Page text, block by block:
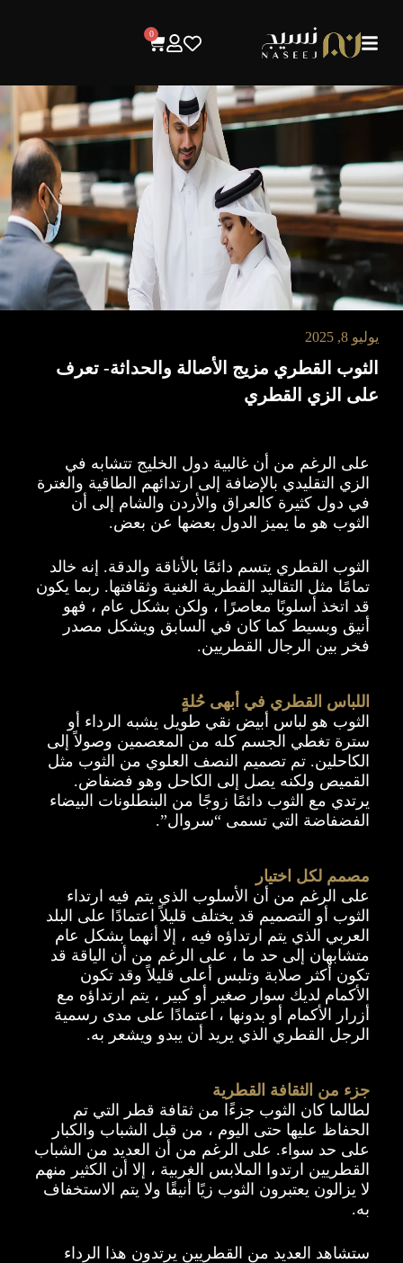
0
يوليو 8, 2025
الثوب القطري مزيج الأصالة والحداثة- تعرف
على الزي القطري
على الرغم من أن غالبية دول الخليج تتشابه في
الزي التقليدي بالإضافة إلى ارتدائهم الطاقية والغترة
في دول كثيرة كالعراق والأردن والشام إلى أن
الثوب هو ما يميز الدول بعضها عن بعض.
الثوب القطري يتسم دائمًا بالأناقة والدقة. إنه خالد
تمامًا مثل التقاليد القطرية الغنية وثقافتها. ربما يكون
قد اتخذ أسلوبًا معاصرًا ، ولكن بشكل عام ، فهو
أنيق وبسيط كما كان في السابق ويشكل مصدر
فخر بين الرجال القطريين.
اللباس القطري في أبهى حُلةٍ
الثوب هو لباس أبيض نقي طويل يشبه الرداء أو
سترة تغطي الجسم كله من المعصمين وصولاً إلى
الكاحلين. تم تصميم النصف العلوي من الثوب مثل
القميص ولكنه يصل إلى الكاحل وهو فضفاض.
يرتدي مع الثوب دائمًا زوجًا من البنطلونات البيضاء
الفضفاضة التي تسمى “سروال”.
مصمم لكل اختيار
على الرغم من أن الأسلوب الذي يتم فيه ارتداء
الثوب أو التصميم قد يختلف قليلاً اعتمادًا على البلد
العربي الذي يتم ارتداؤه فيه ، إلا أنهما بشكل عام
متشابهان إلى حد ما ، على الرغم من أن الياقة قد
تكون أكثر صلابة وتلبس أعلى قليلاً وقد تكون
الأكمام لديك سوار صغير أو كبير ، يتم ارتداؤه مع
أزرار الأكمام أو بدونها ، اعتمادًا على مدى رسمية
الرجل القطري الذي يريد أن يبدو ويشعر به.
جزء من الثقافة القطرية
لطالما كان الثوب جزءًا من ثقافة قطر التي تم
الحفاظ عليها حتى اليوم ، من قبل الشباب والكبار
على حد سواء. على الرغم من أن العديد من الشباب
القطريين ارتدوا الملابس الغربية ، إلا أن الكثير منهم
لا يزالون يعتبرون الثوب زيًا أنيقًا ولا يتم الاستخفاف
به.
ستشاهد العديد من القطريين يرتدون هذا الرداء